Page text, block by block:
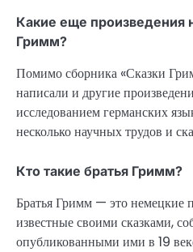
Какие еще произведения
Гримм?
Помимо сборника «Сказки
написали и другие
исследованием германских
несколько научных трудов и
Кто такие братья Гримм?
Братья Гримм — это немецкие
известные своими сказками,
опубликованными ими в 19